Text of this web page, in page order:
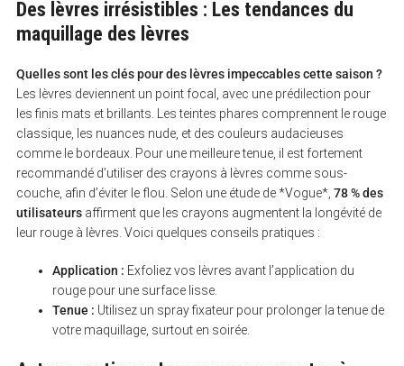
Des lèvres irrésistibles : Les tendances du
maquillage des lèvres
Quelles sont les clés pour des lèvres impeccables cette saison ?
Les lèvres deviennent un point focal, avec une prédilection pour
les finis mats et brillants. Les teintes phares comprennent le rouge
classique, les nuances nude, et des couleurs audacieuses
comme le bordeaux. Pour une meilleure tenue, il est fortement
recommandé d’utiliser des crayons à lèvres comme sous-
couche, afin d’éviter le flou. Selon une étude de *Vogue*, 78 % des
utilisateursaffirment que les crayons augmentent la longévité de
leur rouge à lèvres. Voici quelques conseils pratiques :
Application : Exfoliez vos lèvres avant l’application du
rouge pour une surface lisse.
Tenue : Utilisez un spray fixateur pour prolonger la tenue de
votre maquillage, surtout en soirée.
: